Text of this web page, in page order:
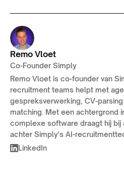
Remo Vloet
Co-Founder Simply
Remo Vloet is co-founder van
recruitment teams helpt met
gespreksverwerking, CV-
matching. Met een achtergrond
complexe software draagt hij bij
achter Simply's AI-
LinkedIn